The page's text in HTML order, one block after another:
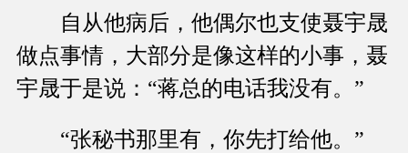
自从他病后，他偶尔也支使聂宇晟
做点事情，大部分是像这样的小事，聂
宇晟于是说：“蒋总的电话我没有。”
“张秘书那里有，你先打给他。”